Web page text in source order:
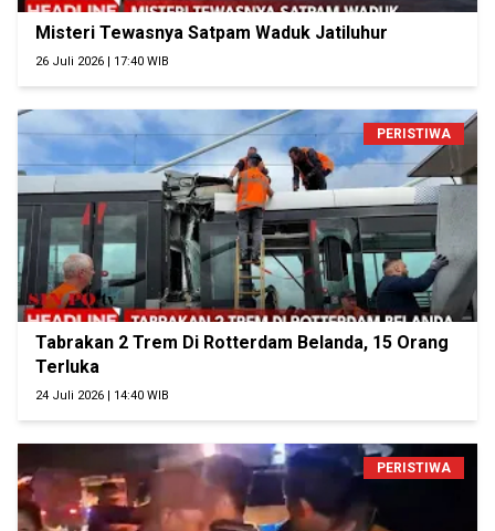
Misteri Tewasnya Satpam Waduk Jatiluhur
26 Juli 2026 | 17:40 WIB
PERISTIWA
Tabrakan 2 Trem Di Rotterdam Belanda, 15 Orang
Terluka
24 Juli 2026 | 14:40 WIB
PERISTIWA